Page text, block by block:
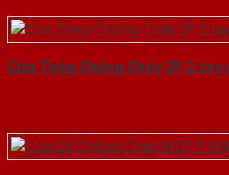
Cửa Thép Chống Cháy 2P 2